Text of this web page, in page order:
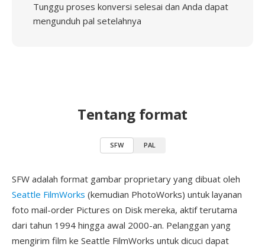
Tunggu proses konversi selesai dan Anda dapat
mengunduh pal setelahnya
Tentang format
SFW PAL
SFW adalah format gambar proprietary yang dibuat oleh
Seattle FilmWorks (kemudian PhotoWorks) untuk layanan
foto mail-order Pictures on Disk mereka, aktif terutama
dari tahun 1994 hingga awal 2000-an. Pelanggan yang
mengirim film ke Seattle FilmWorks untuk dicuci dapat